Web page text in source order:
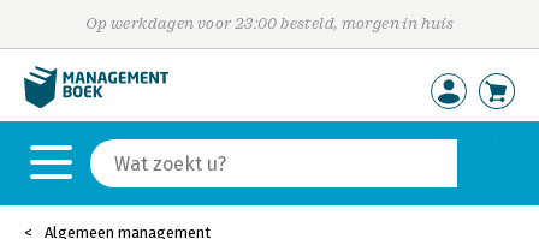
Op werkdagen voor 23:00 besteld, morgen in huis
Algemeen management